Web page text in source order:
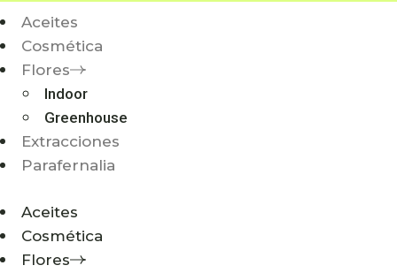
Aceites
Cosmética
Flores
Indoor
Greenhouse
Extracciones
Parafernalia
Aceites
Cosmética
Flores